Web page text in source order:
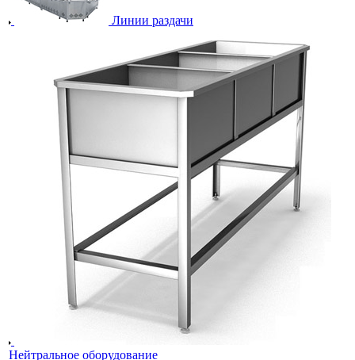
Линии раздачи
Нейтральное оборудование